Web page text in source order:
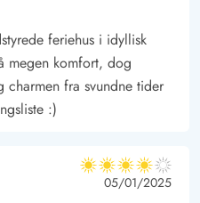
feriehus i idyllisk
megen komfort, dog
charmen fra svundne tider
:)
4 ud af 5
4 ud af 5
4 out of 5
05/01/2025